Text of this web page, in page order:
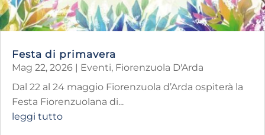
Festa di primavera
Mag 22, 2026 | Eventi, Fiorenzuola D'Arda
Dal 22 al 24 maggio Fiorenzuola d’Arda ospiterà la
Festa Fiorenzuolana di...
leggi tutto